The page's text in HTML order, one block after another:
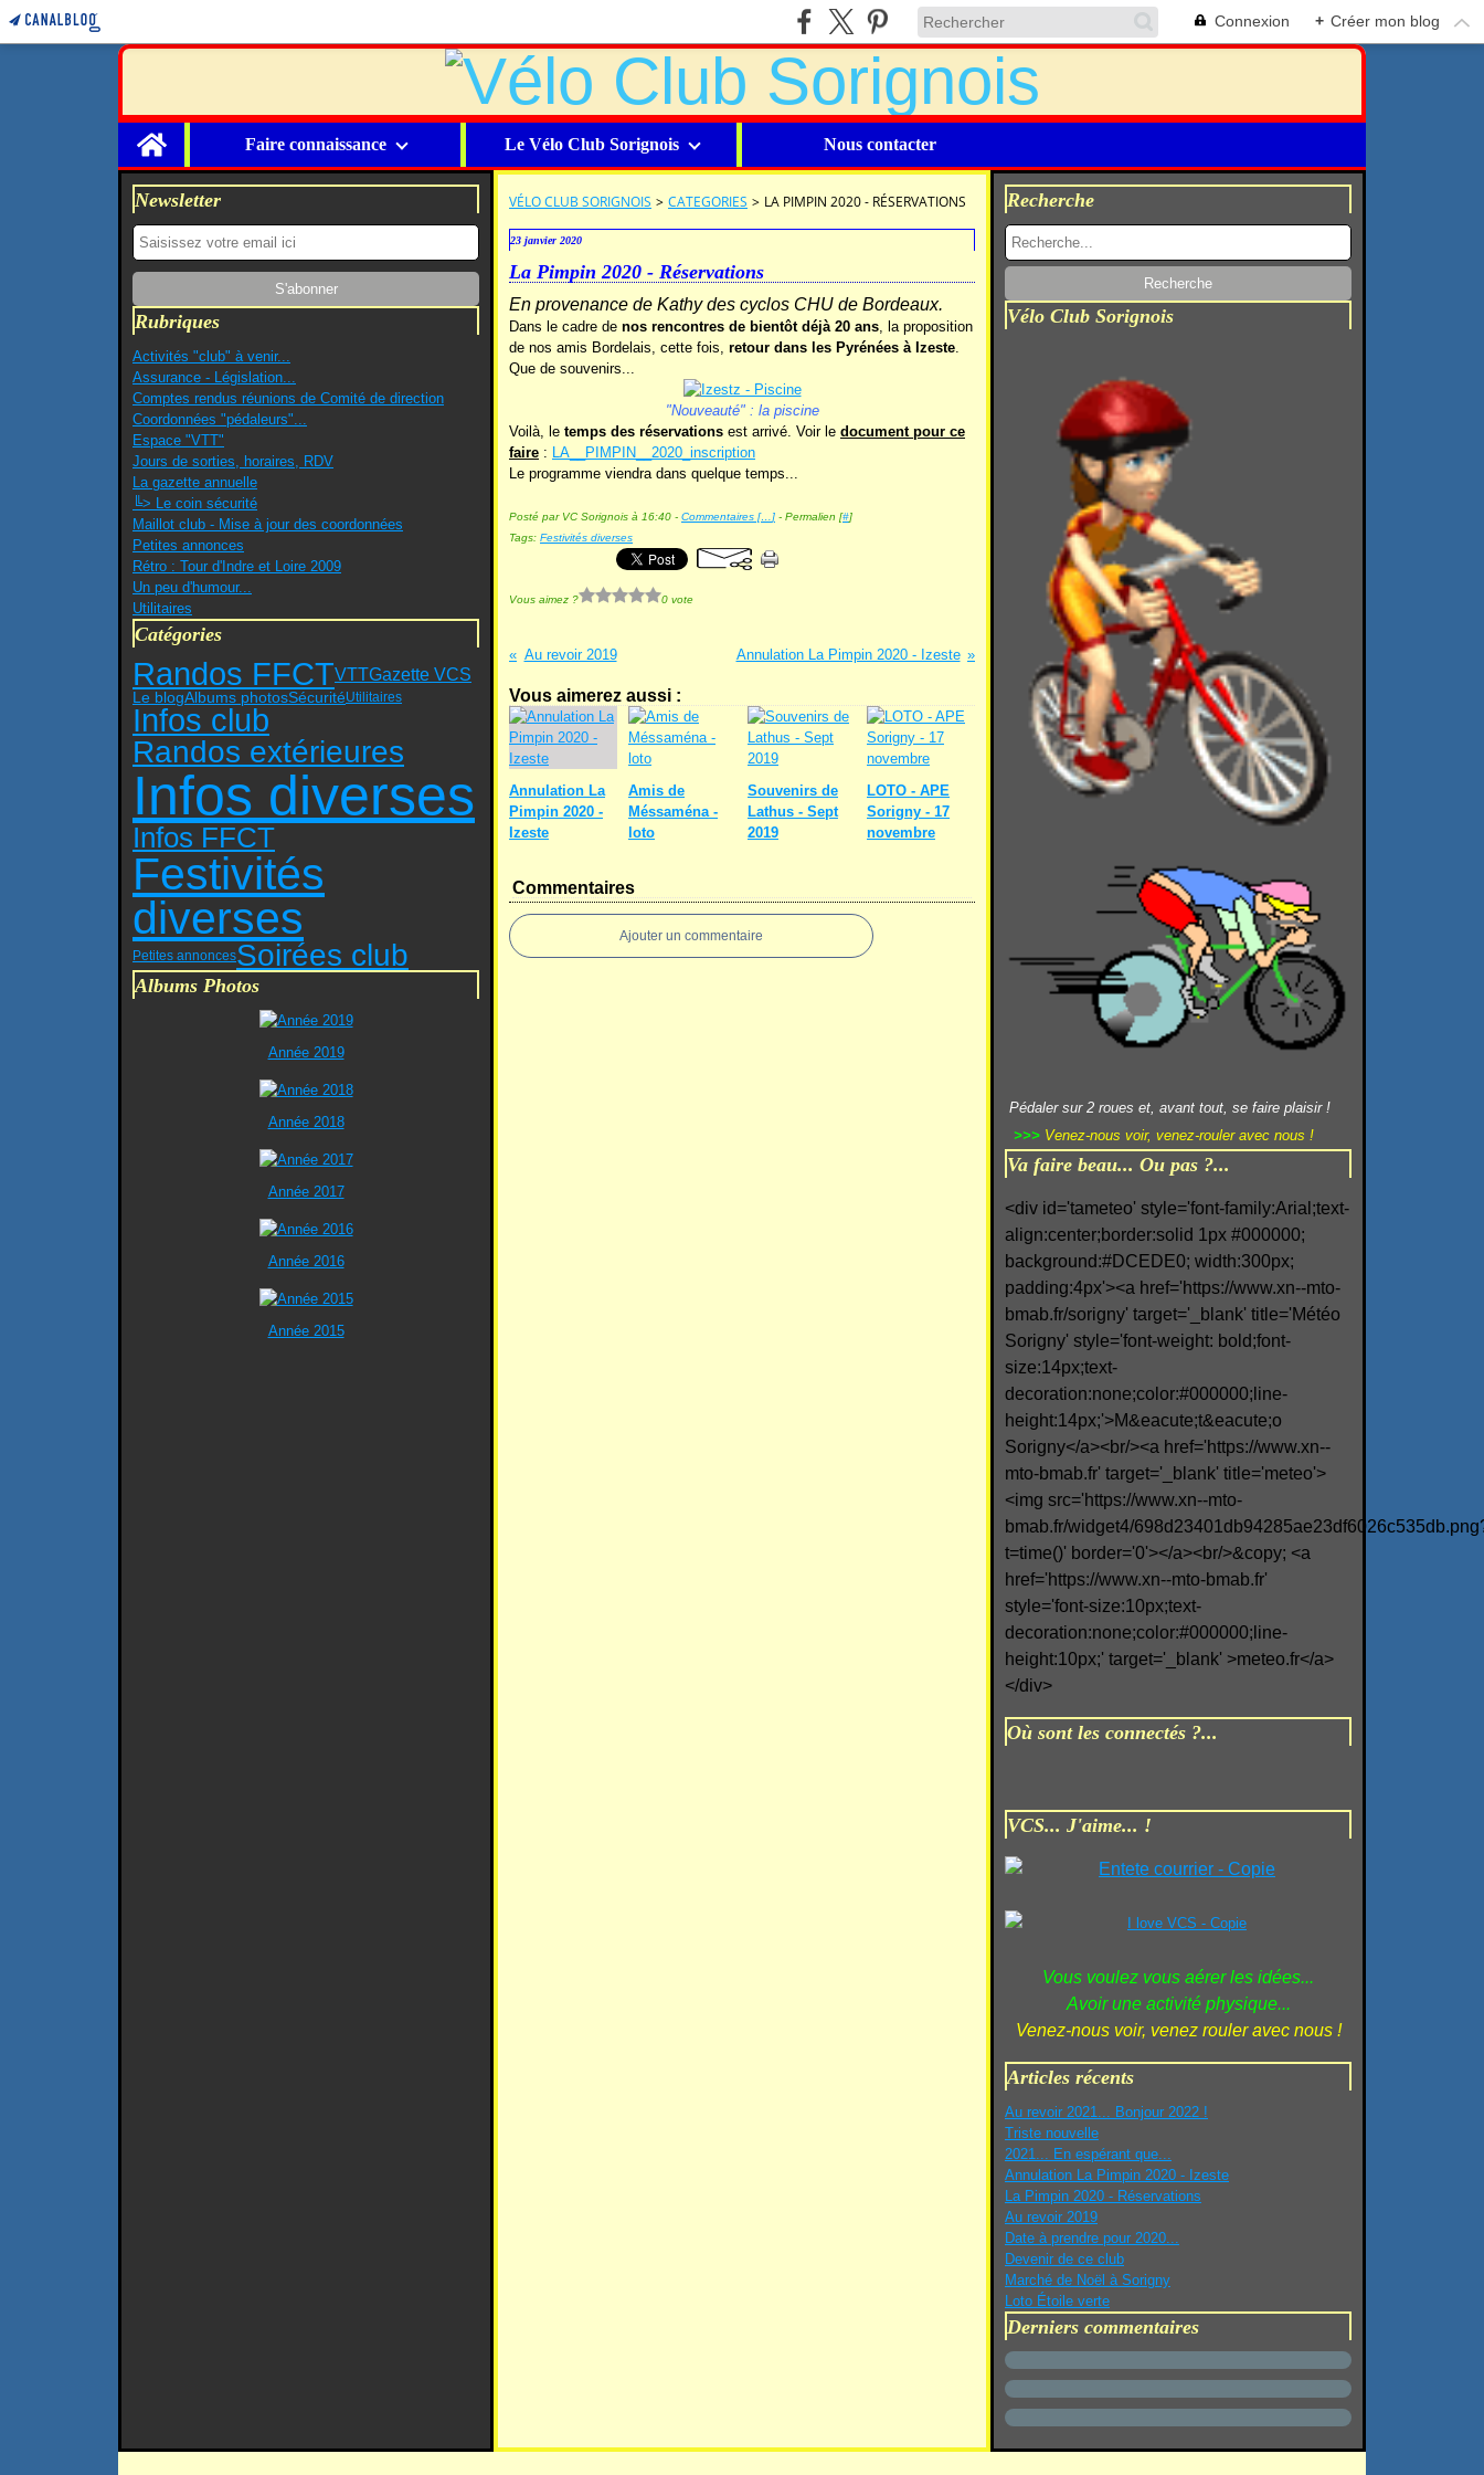
Connexion + Créer mon blog
Home
Faire connaissance Le Vélo Club Sorignois Nous contacter
Newsletter
Rubriques
Activités "club" à venir...
Assurance - Législation...
Comptes rendus réunions de Comité de direction
Coordonnées "pédaleurs"...
Espace "VTT"
Jours de sorties, horaires, RDV
La gazette annuelle
╚> Le coin sécurité
Maillot club - Mise à jour des coordonnées
Petites annonces
Rétro : Tour d'Indre et Loire 2009
Un peu d'humour...
Utilitaires
Catégories
Randos FFCTVTTGazette VCS
Le blogAlbums photosSécuritéUtilitaires
Infos club
Randos extérieures
Infos diverses
Infos FFCT
Festivités
diverses
Petites annoncesSoirées club
Albums Photos
Année 2019
Année 2018
Année 2017
Année 2016
Année 2015
VÉLO CLUB SORIGNOIS > CATEGORIES > LA PIMPIN 2020 - RÉSERVATIONS
23 janvier 2020
La Pimpin 2020 - Réservations
En provenance de Kathy des cyclos CHU de Bordeaux.
Dans le cadre de nos rencontres de bientôt déjà 20 ans, la proposition
de nos amis Bordelais, cette fois, retour dans les Pyrénées à Izeste.
Que de souvenirs...
"Nouveauté" : la piscine
Voilà, le temps des réservations est arrivé. Voir le document pour ce
faire : LA__PIMPIN__2020_inscription
Le programme viendra dans quelque temps...
Posté par VC Sorignois à 16:40 - Commentaires [… ] - Permalien [#]
Tags: Festivités diverses
Vous aimez ? 0 vote
Au revoir 2019 Annulation La Pimpin 2020 - Izeste
Vous aimerez aussi :
Annulation La
Pimpin 2020 -
Izeste
Amis de
Méssaména -
loto
Souvenirs de
Lathus - Sept
2019
LOTO - APE
Sorigny - 17
novembre
Commentaires
Ajouter un commentaire
Recherche
Vélo Club Sorignois
Pédaler sur 2 roues et, avant tout, se faire plaisir !
>>> Venez-nous voir, venez-rouler avec nous !
Va faire beau... Ou pas ?...
<div id='tameteo' style='font-family:Arial;text-
align:center;border:solid 1px #000000;
background:#DCEDE0; width:300px;
padding:4px'><a href='https://www.xn--mto-
bmab.fr/sorigny' target='_blank' title='Météo
Sorigny' style='font-weight: bold;font-
size:14px;text-
decoration:none;color:#000000;line-
height:14px;'>M&eacute;t&eacute;o
Sorigny</a><br/><a href='https://www.xn--
mto-bmab.fr' target='_blank' title='meteo'>
<img src='https://www.xn--mto-
bmab.fr/widget4/
t=time()' border='0'></a><br/>&copy; <a
href='https://www.xn--mto-bmab.fr'
style='font-size:10px;text-
decoration:none;color:#000000;line-
height:10px;' target='_blank' >meteo.fr</a>
</div>
Où sont les connectés ?...
VCS... J'aime... !
Vous voulez vous aérer les idées...
Avoir une activité physique...
Venez-nous voir, venez rouler avec nous !
Articles récents
Au revoir 2021... Bonjour 2022 !
Triste nouvelle
2021... En espérant que...
Annulation La Pimpin 2020 - Izeste
La Pimpin 2020 - Réservations
Au revoir 2019
Date à prendre pour 2020...
Devenir de ce club
Marché de Noël à Sorigny
Loto Étoile verte
Derniers commentaires